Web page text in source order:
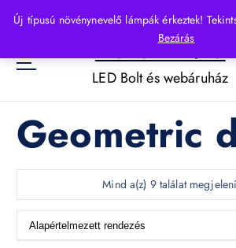
Új típusú növénynevelő lámpák érkeztek!
Bezárás
p
o
HelloLED.hu
LED Bolt és webáruház
Geometric
Mind a(z) 9 találat